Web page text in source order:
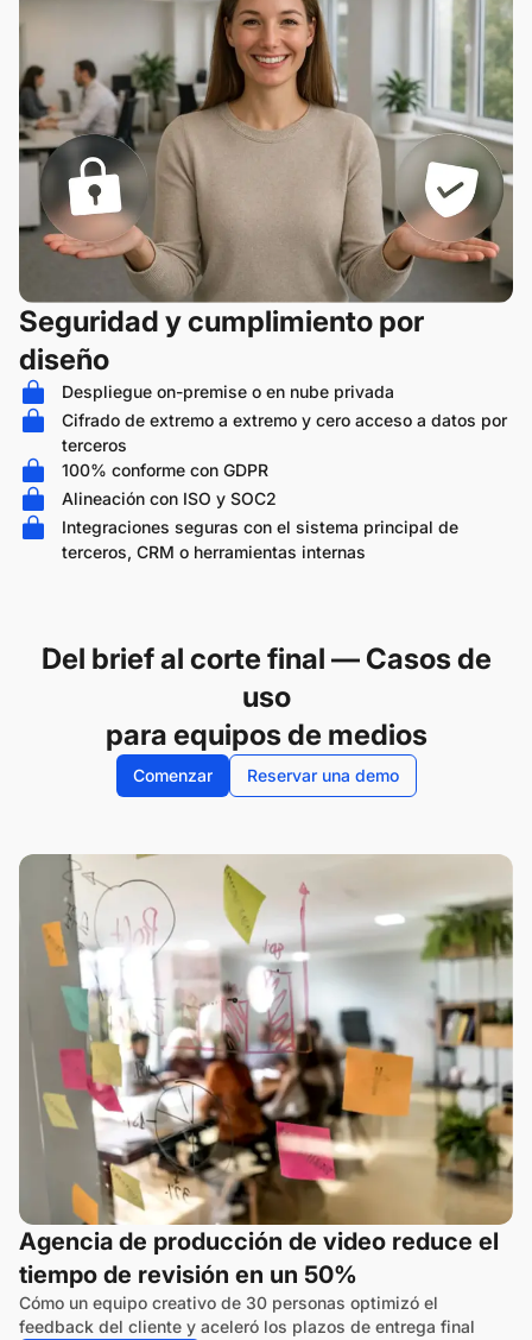
Seguridad y cumplimiento por
diseño
Despliegue on-premise o en nube privada
Cifrado de extremo a extremo y cero acceso a datos por
terceros
100% conforme con GDPR
Alineación con ISO y SOC2
Integraciones seguras con el sistema principal de
terceros, CRM o herramientas internas
Del brief al corte final — Casos de
uso
para equipos de medios
Comenzar Reservar una demo
Agencia de producción de video reduce el
tiempo de revisión en un 50%
Cómo un equipo creativo de 30 personas optimizó el
feedback del cliente y aceleró los plazos de entrega final